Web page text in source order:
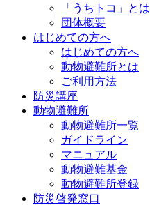
「うちトコ」とは
団体概要
はじめての方へ
はじめての方へ
動物避難所とは
ご利用方法
防災講座
動物避難所
動物避難所一覧
ガイドライン
マニュアル
動物避難基金
動物避難所登録
防災啓発窓口